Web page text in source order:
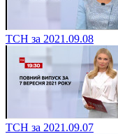
ТСН за 2021.09.08
ТСН за 2021.09.07